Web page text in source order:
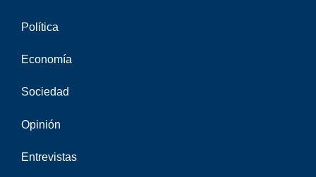
Política
Economía
Sociedad
Opinión
Entrevistas